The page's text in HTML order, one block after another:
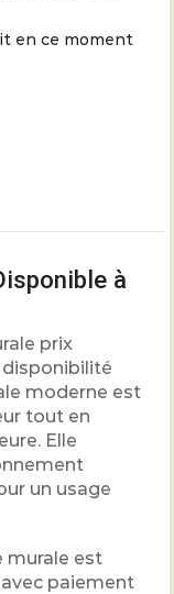
en ce moment
à
prix
disponibilité
moderne est
tout en
Elle
un usage
murale est
paiement